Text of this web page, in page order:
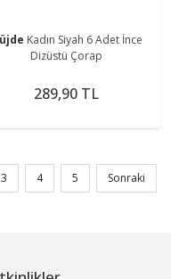
Kadın Siyah 6 Adet İnce
Dizüstü Çorap
289,90 TL
3 4 5 Sonraki